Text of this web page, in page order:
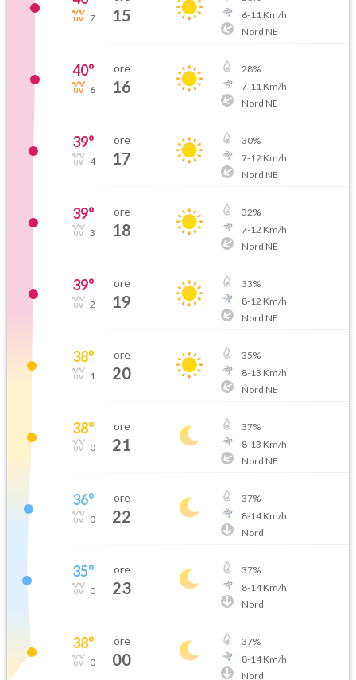
7 15
6-11 Km/h
Nord NE
40°
6
ore
16
28%
7-11 Km/h
Nord NE
39°
4
ore
17
30%
7-12 Km/h
Nord NE
39°
3
ore
18
32%
7-12 Km/h
Nord NE
39°
2
ore
19
33%
8-12 Km/h
Nord NE
38°
1
ore
20
35%
8-13 Km/h
Nord NE
38°
0
ore
21
37%
8-13 Km/h
Nord NE
36°
0
ore
22
37%
8-14Km/h
Nord
35°
0
ore
23
37%
8-14Km/h
Nord
38°
0
ore
00
37%
8-14Km/h
Nord